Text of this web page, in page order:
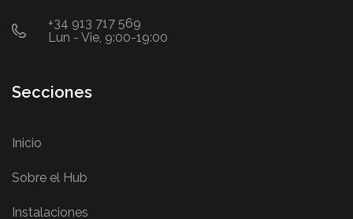
+34 913 717 569
Lun - Vie, 9:00-19:00
Secciones
Inicio
Sobre el Hub
Instalaciones